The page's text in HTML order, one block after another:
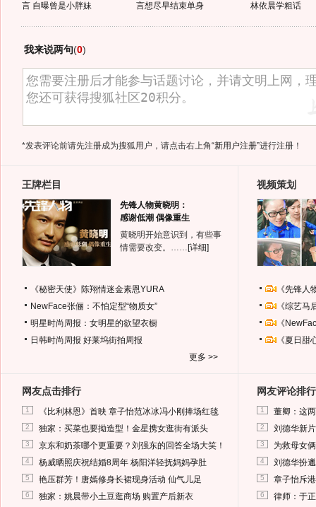
言 自曝曾是小胖妹
言想尽早结束单身
林依晨学粗话
我来说两句(0)
*发表评论前请先注册成为搜狐用户，请点击右上角“新用户注册”进行注册！
王牌栏目
先锋人物黄晓明：
感谢低潮 偶像重生
黄晓明开始意识到，有些事
情需要改变。…… [详细]
《秘密天使》陈翔情迷金素恩YURA
NewFace张俪：不怕定型“物质女”
明星时尚周报：女明星的欲望衣橱
日韩时尚周报 好莱坞街拍周报
更多 >>
视频策划
《先锋
《综艺
《
《夏日
网友点击排行
1 《比利林恩》首映 章子怡范冰冰冯小刚捧场红毯
2 独家：买菜也要拗造型！金星携女逛街有派头
3 京东和奶茶哪个更重要？刘强东的回答全场大笑！
4 杨威晒照庆祝结婚8周年 杨阳洋轻抚妈妈孕肚
5 艳压群芳！唐嫣修身长裙现身活动 仙气儿足
6 独家：姚晨带小土豆逛商场 购置产后新衣
网友评论排行
1 董卿：这
2 刘德华新
3 为救母女
4 刘德华扮
5 章子怡斥
6 律师：于